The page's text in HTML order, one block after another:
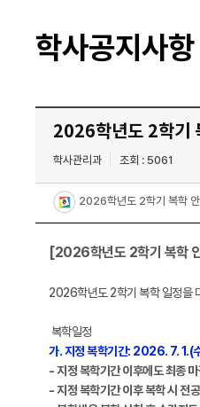
학사공지사항
2026학년도 2학기
학사관리과 조회 : 5061
2026학년도 2학기 복학
[2026학년도 2학기 복학 안
2026학년도 2학기 복학 일정을
복학일정
가. 지정 복학기간: 2026. 7. 1.(
- 지정 복학기간 이후에도 최종
- 지정 복학기간 이후 복학 시 전